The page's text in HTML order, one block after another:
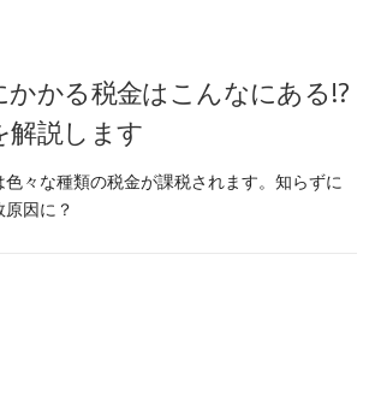
かかる税金はこんなにある!?
解説します
々な種類の税金が課税されます。知らずに
因に？